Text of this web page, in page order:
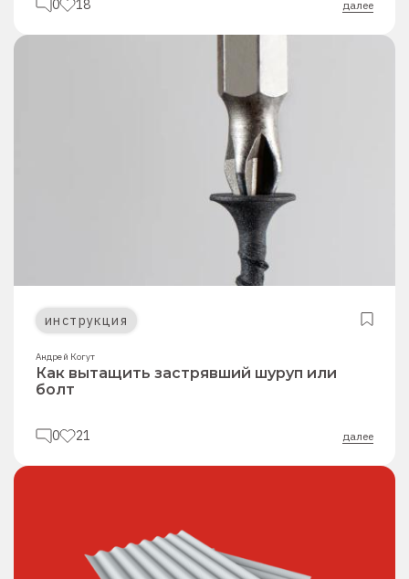
0 18 далее
инструкция
Андрей Когут
Как вытащить застрявший шуруп или
болт
0 21 далее